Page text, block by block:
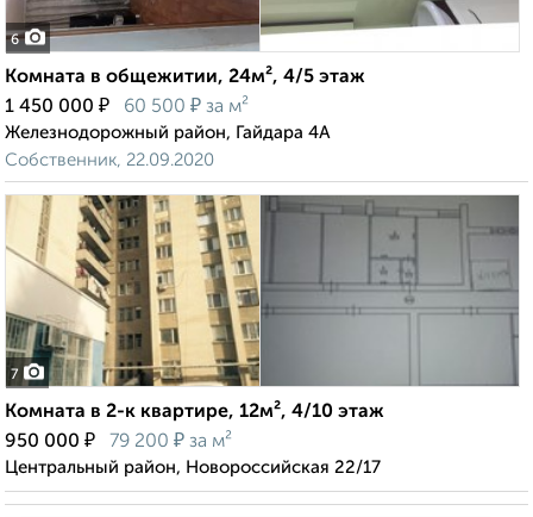
6
Комната в общежитии, 24м², 4/5 этаж
1 450 000 ₽ 60 500 ₽ за м²
Железнодорожный район, Гайдара 4А
Собственник, 22.09.2020
7
Комната в 2-к квартире, 12м², 4/10 этаж
950 000 ₽ 79 200 ₽ за м²
Центральный район, Новороссийская 22/17